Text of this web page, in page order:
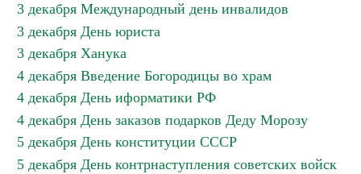
3 декабря Международный день инвалидов
3 декабря День юриста
3 декабря Ханука
4 декабря Введение Богородицы во храм
4 декабря День иформатики РФ
4 декабря День заказов подарков Деду Морозу
5 декабря День конституции СССР
5 декабря День контрнаступления советских войск